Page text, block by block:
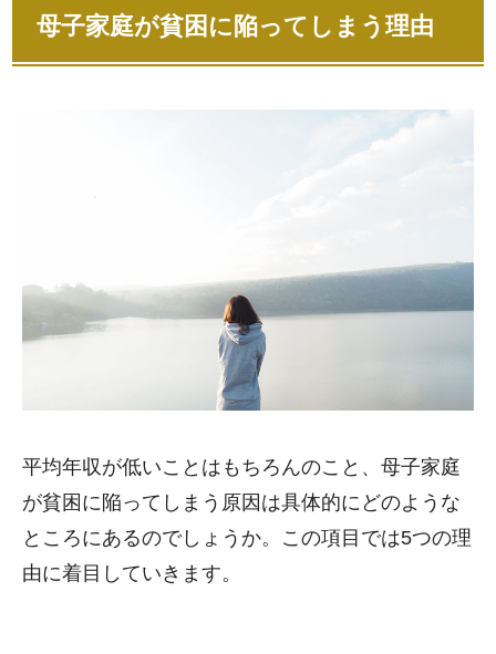
母子家庭が貧困に陥ってしまう理由
平均年収が低いことはもちろんのこと、母子家庭
が貧困に陥ってしまう原因は具体的にどのような
ところにあるのでしょうか。この項目では5つの理
由に着目していきます。